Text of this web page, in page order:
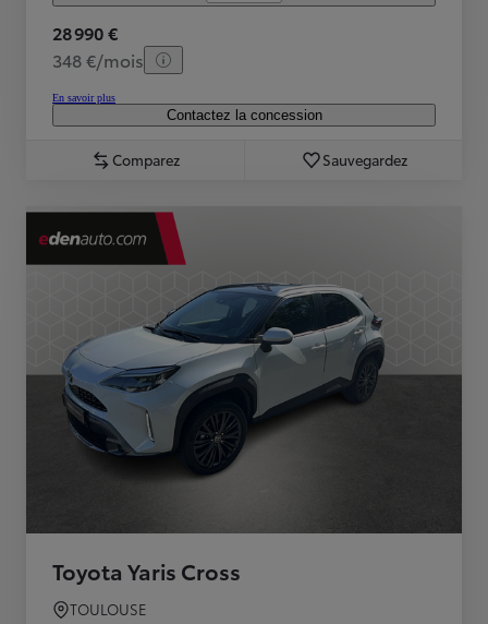
28 990 €
348 €/mois
En savoir plus
Contactez la concession
Comparez Sauvegardez
Toyota Yaris Cross
TOULOUSE